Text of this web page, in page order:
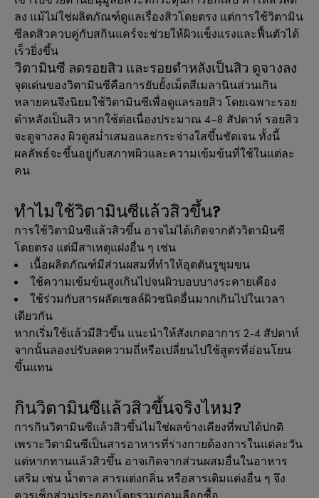
ลง แม้ไม่ใช่ผลิตภัณฑ์ดูแลเรื่องสิวโดยตรง แต่การใช้วิตามิน
ซีลดสิวควบคู่กับสกินแคร์จะช่วยให้ผิวแข็งแรงและฟื้นตัวได้
เร็วยิ่งขึ้น
วิตามินซี ลดรอยสิว และรอยดำหลังเป็นสิว ดูจางลง
จุดเด่นของวิตามินซีคือการยับยั้งเม็ดสีเมลานินส่วนเกิน
หลายคนจึงนิยมใช้วิตามินซีเพื่อดูแลรอยสิว โดยเฉพาะรอย
ดำหลังเป็นสิว หากใช้ต่อเนื่องประมาณ 4–8 สัปดาห์ รอยสิว
จะดูจางลง ผิวดูสม่ำเสมอและกระจ่างใสขึ้นชัดเจน ทั้งนี้
ผลลัพธ์จะขึ้นอยู่กับสภาพผิวและความเข้มข้นที่ใช้ในแต่ละ
คน
ทำไมใช้วิตามินซีแล้วสิวขึ้น?
การใช้วิตามินซีแล้วสิวขึ้น อาจไม่ได้เกิดจากตัววิตามินซี
โดยตรง แต่มีสาเหตุแฝงอื่น ๆ เช่น
เนื้อผลิตภัณฑ์มีส่วนผสมที่ทำให้อุดตันรูขุมขน
ใช้ความเข้มข้นสูงเกินไปจนผิวบอบบางระคายเคือง
ใช้ร่วมกับสารผลัดเซลล์ผิวชนิดอื่นมากเกินไปในเวลา
เดียวกัน
หากเริ่มใช้แล้วมีสิวขึ้น แนะนำให้สังเกตอาการ 2-4 สัปดาห์
จากนั้นลองปรับลดความถี่หรือเปลี่ยนไปใช้สูตรที่อ่อนโยน
ขึ้นแทน
กินวิตามินซีแล้วสิวขึ้นจริงไหม?
การกินวิตามินซีแล้วสิวขึ้นไม่ใช่ผลข้างเคียงที่พบได้ปกติ
เพราะวิตามินซีเป็นสารอาหารที่ร่างกายต้องการในแต่ละวัน
แต่หากทานแล้วสิวขึ้น อาจเกิดจากส่วนผสมอื่นในอาหาร
เสริม เช่น น้ำตาล สารแต่งกลิ่น หรือสารเติมแต่งอื่น ๆ จึง